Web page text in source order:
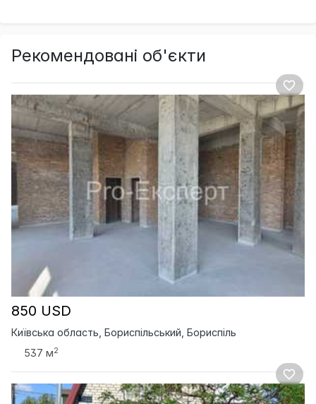
Рекомендовані об'єкти
850 USD
Київська область, Бориспільський, Бориспіль
537 м2